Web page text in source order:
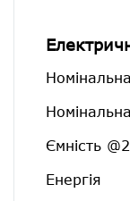
Ємність
Енергія